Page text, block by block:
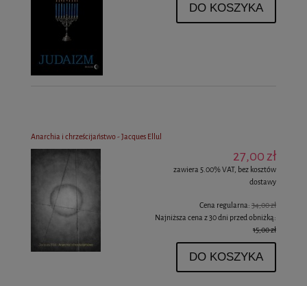
DO KOSZYKA
Anarchia i chrześcijaństwo - Jacques Ellul
27,00 zł
zawiera 5.00% VAT, bez kosztów
dostawy
Cena regularna: 34,00 zł
Najniższa cena z 30 dni przed obniżką:
15,00 zł
DO KOSZYKA